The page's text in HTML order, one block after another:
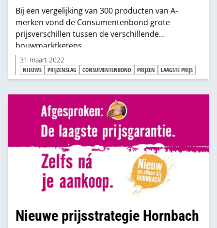
Bij een vergelijking van 300 producten van A-
merken vond de Consumentenbond grote
prijsverschillen tussen de verschillende
bouwmarktketens.
31 maart 2022
NIEUWS PRIJZENSLAG CONSUMENTENBOND PRIJZEN LAAGSTE PRIJS
Nieuwe prijsstrategie Hornbach